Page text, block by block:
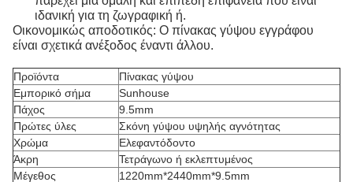
ιδανική για τη ζωγραφική ή.
Οικονομικώς αποδοτικός: Ο πίνακας γύψου εγγράφου
είναι σχετικά ανέξοδος έναντι άλλου.
Προϊόντα
Πίνακας γύψου
Εμπορικό σήμα
Sunhouse
Πάχος
9.5mm
Πρώτες ύλες
Σκόνη γύψου υψηλής αγνότητας
Χρώμα
Ελεφαντόδοντο
Άκρη
Τετράγωνο ή εκλεπτυμένος
Μέγεθος
1220mm*2440mm*9.5mm